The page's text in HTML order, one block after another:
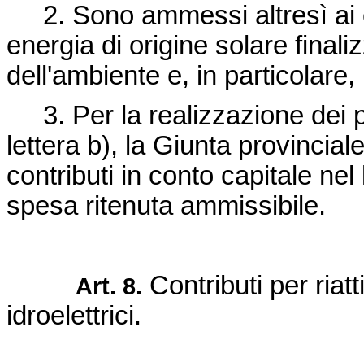
2. Sono ammessi altresì ai
energia di origine solare
dell'ambiente e, in
3. Per la realizzazione dei
lettera b), la Giunta
contributi in conto capitale
spesa ritenuta ammissibile.
Art. 8. Contributi per
idroelettrici.